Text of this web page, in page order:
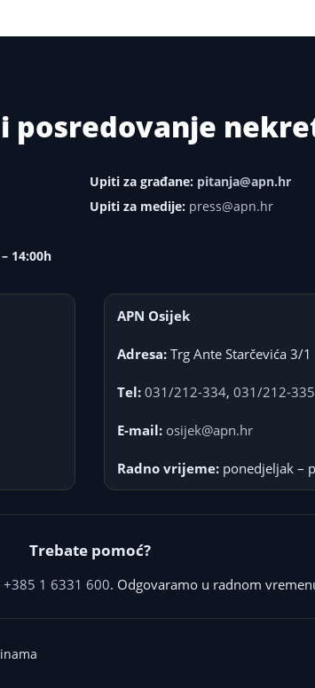
posredovanje
14:00h
Upiti za građane: pitanja@apn.hr
Upiti za medije: press@apn.hr
APN Osijek
Adresa: Trg Ante Starčevića 3/1
Tel: 031/212-334,031/212-335
E-mail: osijek@apn.hr
Radno vrijeme: ponedjeljak –
Trebate pomoć?
+385 1 6331 600. Odgovaramo u radnom